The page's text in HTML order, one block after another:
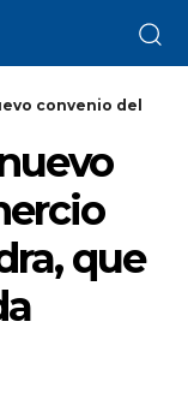
convenio del
que